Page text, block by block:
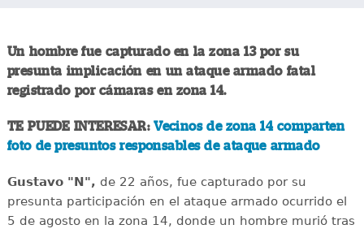
Un hombre fue capturado en la zona 13 por su
presunta implicación en un ataque armado fatal
registrado por cámaras en zona 14.
TE PUEDE INTERESAR:Vecinos de zona 14 comparten
foto de presuntos responsables de ataque armado
Gustavo "N", de 22 años, fue capturado por su
presunta participación en el ataque armado ocurrido el
5 de agosto en la zona 14, donde un hombre murió tras